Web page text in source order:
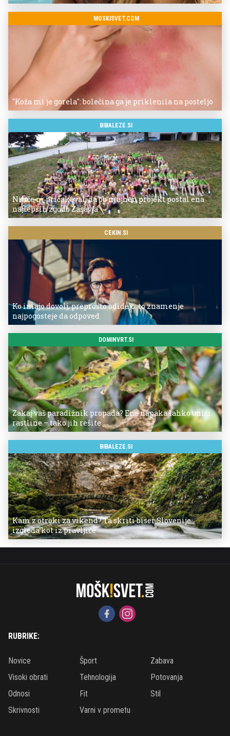
MOSKISVET.COM
"Koža mi je gorela": bolečina ga je priklenila na posteljo
BIBALEZE.SI
Nihče ni pričakoval, da bo majhen projekt postal ena
najlepših zgodb Zasavja
CEKIN.SI
Ko imajo dovolj, preprosto odidejo: to znamenje
najpogosteje da odpoved
DOMINVRT.SI
Zakaj vaš paradižnik propada? Ena napaka lahko uniči
rastline – tako jih rešite
BIBALEZE.SI
Kam z otroki za vikend? Ta skriti biser Slovenije
izgleda kot iz pravljice
RUBRIKE:
Novice Šport
Zabava
Visoki obrati
Tehnologija
Potovanja
Odnosi
Fit
Stil
Skrivnosti
Varni v prometu